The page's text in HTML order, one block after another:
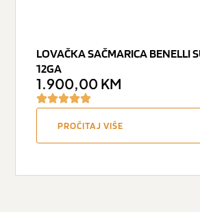
LOVAČKA SAČMARICA BENELLI
12GA
1.900,00 KM
PROČITAJ VIŠE